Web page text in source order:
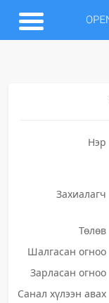
Нэр
Захиалагч
Төлөв
Шалгасан огноо
Зарласан огноо
Санал хүлээн авах